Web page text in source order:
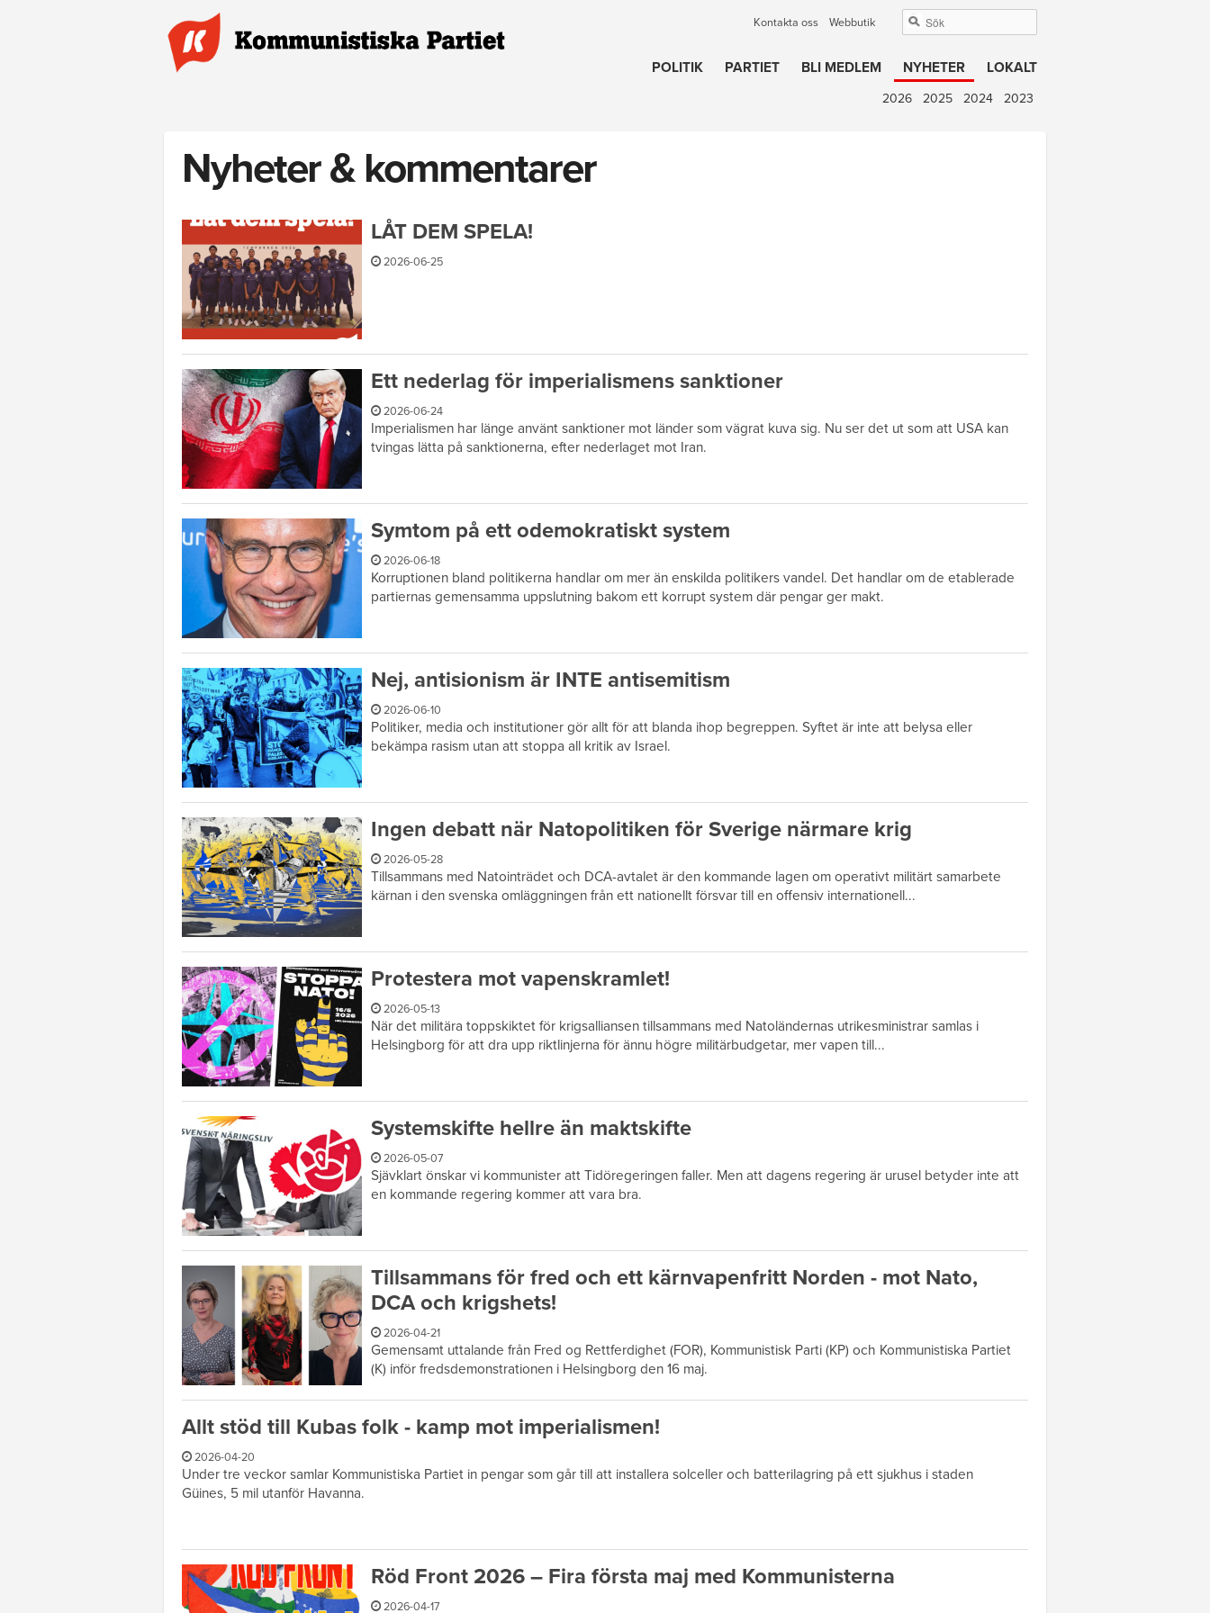
Kontakta oss Webbutik
POLITIK PARTIET BLI MEDLEM NYHETER LOKALT
2026 2025 2024 2023
Nyheter & kommentarer
LÅT DEM SPELA!
2026-06-25
Ett nederlag för imperialismens sanktioner
2026-06-24
Imperialismen har länge använt sanktioner mot länder som vägrat kuva sig. Nu ser det ut som att USA kan
tvingas lätta på sanktionerna, efter nederlaget mot Iran.
Symtom på ett odemokratiskt system
2026-06-18
Korruptionen bland politikerna handlar om mer än enskilda politikers vandel. Det handlar om de etablerade
partiernas gemensamma uppslutning bakom ett korrupt system där pengar ger makt.
Nej, antisionism är INTE antisemitism
2026-06-10
Politiker, media och institutioner gör allt för att blanda ihop begreppen. Syftet är inte att belysa eller
bekämpa rasism utan att stoppa all kritik av Israel.
Ingen debatt när Natopolitiken för Sverige närmare krig
2026-05-28
Tillsammans med Natointrädet och DCA-avtalet är den kommande lagen om operativt militärt samarbete
kärnan i den svenska omläggningen från ett nationellt försvar till en offensiv internationell...
Protestera mot vapenskramlet!
2026-05-13
När det militära toppskiktet för krigsalliansen tillsammans med Natoländernas utrikesministrar samlas i
Helsingborg för att dra upp riktlinjerna för ännu högre militärbudgetar, mer vapen till...
Systemskifte hellre än maktskifte
2026-05-07
Sjävklart önskar vi kommunister att Tidöregeringen faller. Men att dagens regering är urusel betyder inte att
en kommande regering kommer att vara bra.
Tillsammans för fred och ett kärnvapenfritt Norden - mot Nato,
DCA och krigshets!
2026-04-21
Gemensamt uttalande från Fred og Rettferdighet (FOR), Kommunistisk Parti (KP) och Kommunistiska Partiet
(K) inför fredsdemonstrationen i Helsingborg den 16 maj.
Allt stöd till Kubas folk - kamp mot imperialismen!
2026-04-20
Under tre veckor samlar Kommunistiska Partiet in pengar som går till att installera solceller och batterilagring på ett sjukhus i staden
Güines, 5 mil utanför Havanna.
Röd Front 2026 – Fira första maj med Kommunisterna
2026-04-17